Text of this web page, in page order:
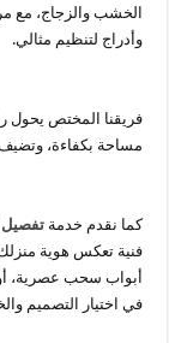
الخشب والزجاج، مع
وأدراج لتنظيم مثالي.
فريقنا المختص يحول
مساحة بكفاءة، وتضيف
كما نقدم خدمةتفصيل
فنية تعكس هوية
أبواب سحب عصرية، أو
في اختيار التصميم